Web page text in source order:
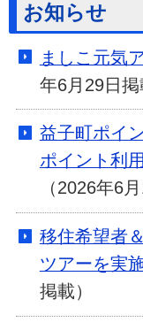
お知らせ
ましこ元気
年6月29日掲
益子町ポイ
ポイント利
（2026年6
移住希望者
ツアーを実
掲載）